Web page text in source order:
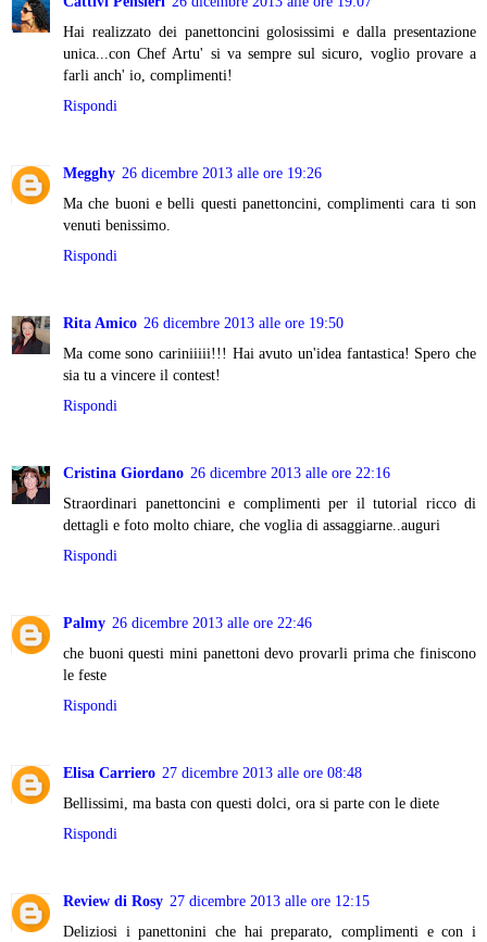
Hai realizzato dei panettoncini golosissimi e dalla presentazione
unica...con Chef Artu' si va sempre sul sicuro, voglio provare a
farli anch' io, complimenti!
Rispondi
Megghy 26 dicembre 2013 alle ore 19:26
Ma che buoni e belli questi panettoncini, complimenti cara ti son
venuti benissimo.
Rispondi
Rita Amico 26 dicembre 2013 alle ore 19:50
Ma come sono cariniiiii!!! Hai avuto un'idea fantastica! Spero che
sia tu a vincere il contest!
Rispondi
Cristina Giordano 26 dicembre 2013 alle ore 22:16
Straordinari panettoncini e complimenti per il tutorial ricco di
dettagli e foto molto chiare, che voglia di assaggiarne..auguri
Rispondi
Palmy 26 dicembre 2013 alle ore 22:46
che buoni questi mini panettoni devo provarli prima che finiscono
le feste
Rispondi
Elisa Carriero 27 dicembre 2013 alle ore 08:48
Bellissimi, ma basta con questi dolci, ora si parte con le diete
Rispondi
Review di Rosy 27 dicembre 2013 alle ore 12:15
Deliziosi i panettonini che hai preparato, complimenti e con i